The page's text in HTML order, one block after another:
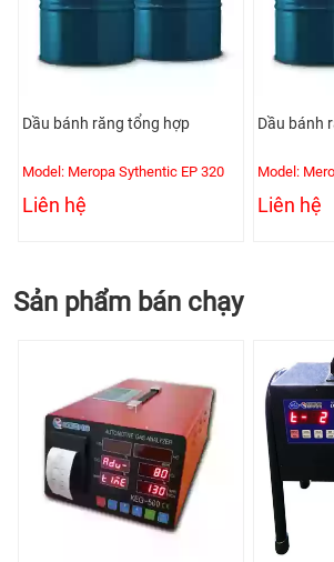
Dầu bánh răng tổng hợp
Model: Meropa Sythentic EP 320
Liên hệ
Dầu bánh
Model:
Liên hệ
Sản phẩm bán chạy